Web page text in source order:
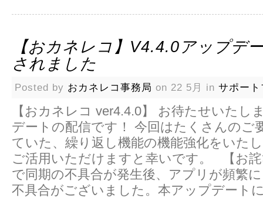
【おカネレコ】v4.4.0アップデ
されました
Posted by おカネレコ事務局 on 22 5月 in サポー
【おカネレコ ver4.4.0】 お待たせいたし
デートの配信です！ 今回はたくさんのご
ていた、繰り返し機能の機能強化をいた
ご活用いただけますと幸いです。 【お
で同期の不具合が発生後、アプリが頻繁
不具合がございました。本アップデート